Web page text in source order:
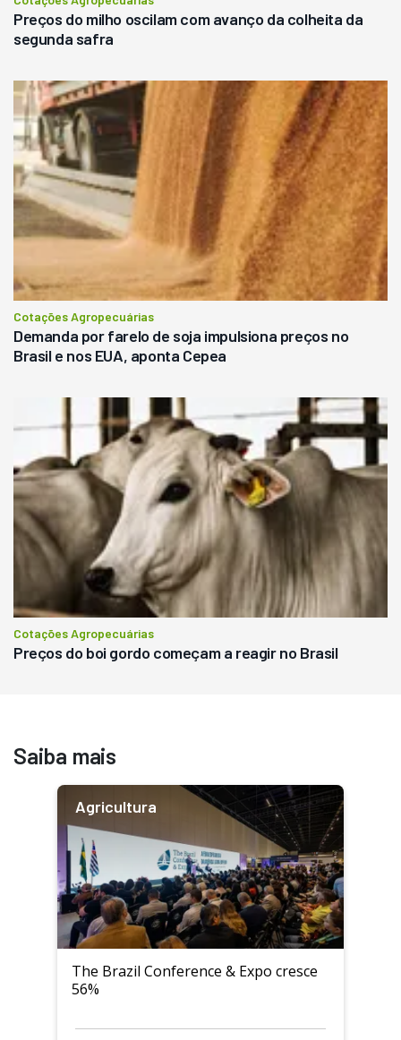
Preços do milho oscilam com avanço da colheita da
segunda safra
Cotações Agropecuárias
Demanda por farelo de soja impulsiona preços no
Brasil e nos EUA, aponta Cepea
Cotações Agropecuárias
Preços do boi gordo começam a reagir no Brasil
Saiba mais
Agricultura
The Brazil Conference & Expo cresce
56%